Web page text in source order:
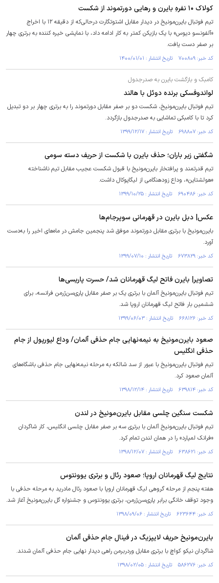
کولاک ۱۰ نفرهِ بایرن و رهایی دورتموند از شکست
تیم فوتبال بایرن‌مونیخ در دیدار مقابل اشتوتگارت درحالی‌که از دقیقه ۱۲ با اخراج
«آلفونسو دیوس» با یک بازیکن کمتر به کار ادامه داد، با نمایشی خیره کننده به برتری چهار
بر صفر دست یافت.
کد خبر: ۷۰۰۸۰۹ تاریخ انتشار : ۱۴۰۰/۰۱/۰۱
کامبک و بازگشت بایرن به صدرجدول
لواندوفسکی برنده دوئل با هالند
تیم فوتبال بایرن‌مونیخ، شکست دو بر صفر مقابل دورتموند را به برتری چهار بر دو تبدیل
کرد تا با کامبکی تماشایی به صدرجدول بازگردد.
کد خبر: ۶۹۸۸۰۷ تاریخ انتشار : ۱۳۹۹/۱۲/۱۷
شگفتی زیر باران؛ حذف بایرن‌ با شکست از حریف دسته سومی
تیم قدرتمند و پرافتخار بایرن‌مونیخ با قبول شکست عجیب مقابل تیم ناشناخته
«هولشتاین»، وداع زودهنگامی از لیگاپوکال داشت.
کد خبر: ۶۹۰۴۸۶ تاریخ انتشار : ۱۳۹۹/۱۰/۲۵
عکس| دبل بایرن در قهرمانی سوپرجام‌ها
بایرن‌مونیخ با برتری مقابل دورتموند موفق شد پنجمین جامش در ماه‌های اخیر را به‌دست
آورد.
کد خبر: ۶۷۳۸۲۹ تاریخ انتشار : ۱۳۹۹/۰۷/۱۰
تصاویر| بایرن‌ فاتح لیگ قهرمانان شد/ حسرت پاریسی‌ها
تیم فوتبال بایرن‌مونیخ آلمان با برتری یک بر صفر مقابل پاری‌سن‌ژرمن فرانسه، برای
ششمین بار فاتح لیگ قهرمانان اروپا شد.
کد خبر: ۶۶۸۱۲۶ تاریخ انتشار : ۱۳۹۹/۰۶/۰۳
صعود بایرن‌مونیخ به نیمه‌نهایی جام حذفی آلمان/ وداع لیورپول از جام
حذفی انگلیس
تیم فوتبال بایرن‌مونیخ با عبور از سد شالکه به مرحله نیمه‌نهایی جام حذفی باشگاه‌های
آلمان صعود کرد.
کد خبر: ۶۳۹۸۱۴ تاریخ انتشار : ۱۳۹۸/۱۲/۱۴
شکست سنگین چلسی مقابل بایرن‌مونیخ در لندن
تیم فوتبال بایرن‌مونیخ آلمان با برتری سه بر صفر مقابل چلسی انگلیس، کار شاگردان
«فرانک لمپارد» را در همان لندن تمام کرد.
کد خبر: ۶۳۸۶۲۱ تاریخ انتشار : ۱۳۹۸/۱۲/۰۷
نتایج لیگ قهرمانان اروپا؛ صعود رئال و برتری یوونتوس
هفته پنجم از مرحله گروهی لیگ قهرمانان اروپا با صعود رئال‌ مادرید به مرحله حذفی با
وجود توقف خانگی برابر پاری‌سن‌ژرمن، برتری یوونتوس و جشنواره گل بایرن‌مونیخ آغاز شد.
کد خبر: ۶۲۳۶۴۴ تاریخ انتشار : ۱۳۹۸/۰۹/۰۶
بایرن‌مونیخ حریف لایپزیگ در فینال جام حذفی آلمان
شاگردان نیکو کواچ با برتری مقابل وردربرمن راهی دیدار نهایی جام حذفی آلمان شدند.
کد خبر: ۵۸۶۲۷۶ تاریخ انتشار : ۱۳۹۸/۰۲/۰۵